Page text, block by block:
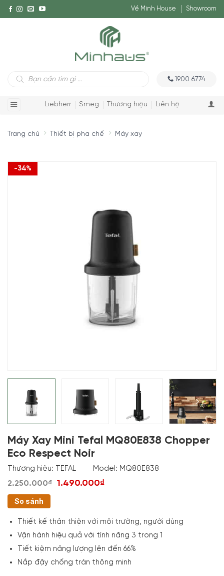
Về Minh House Showroom
Tìm
kiếm
1900 6774
Liebherr Smeg Thương hiệu Liên hệ
Trang chủ Thiết bị pha chế Máy xay
-34%
Máy Xay Mini Tefal MQ80E838 Chopper
Eco Respect Noir
Thương hiệu: TEFAL Model: MQ80E838
2.250.000₫ 1.490.000₫
So sánh
Thiết kế thân thiện với môi trường, người dùng
Vận hành hiệu quả với tính năng 3 trong 1
Tiết kiệm năng lượng lên đến 66%
Nắp đậy chống tràn thông minh